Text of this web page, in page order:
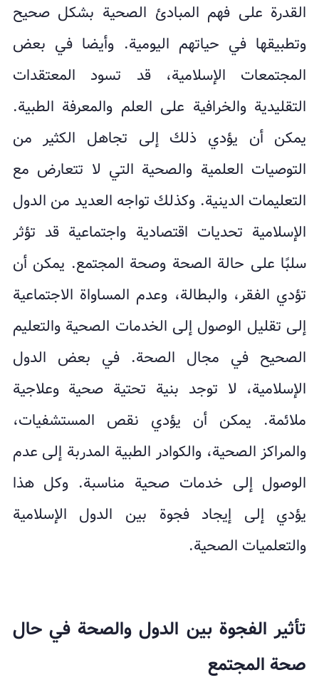
القدرة على فهم المبادئ الصحية بشكل صحيح
وتطبيقها في حياتهم اليومية. وأيضا في بعض
المجتمعات الإسلامية، قد تسود المعتقدات
التقليدية والخرافية على العلم والمعرفة الطبية.
يمكن أن يؤدي ذلك إلى تجاهل الكثير من
التوصيات العلمية والصحية التي لا تتعارض مع
التعليمات الدينية. وكذلك تواجه العديد من الدول
الإسلامية تحديات اقتصادية واجتماعية قد تؤثر
سلبًا على حالة الصحة وصحة المجتمع. يمكن أن
تؤدي الفقر، والبطالة، وعدم المساواة الاجتماعية
إلى تقليل الوصول إلى الخدمات الصحية والتعليم
الصحيح في مجال الصحة. في بعض الدول
الإسلامية، لا توجد بنية تحتية صحية وعلاجية
ملائمة. يمكن أن يؤدي نقص المستشفيات،
والمراكز الصحية، والكوادر الطبية المدربة إلى عدم
الوصول إلى خدمات صحية مناسبة. وكل هذا
يؤدي إلى إيجاد فجوة بين الدول الإسلامية
والتعلميات الصحية.
تأثير الفجوة بين الدول والصحة في حال
صحة المجتمع